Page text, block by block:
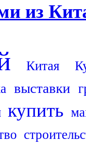
из
Китая
выставки
купить